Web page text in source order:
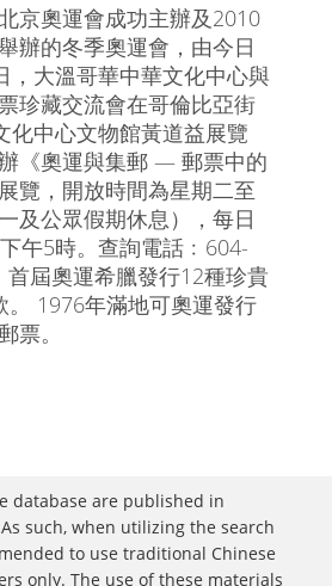
京奧運會成功主辦及2010
辦的冬季奧運會，由今日
，大溫哥華中華文化中心與
珍藏交流會在哥倫比亞街
化中心文物館黃道益展覽
《奧運與集郵 — 郵票中的
覽，開放時間為星期二至
及公眾假期休息），每日
午5時。查詢電話﹕604-
首屆奧運希臘發行12種珍貴
。 1976年滿地可奧運發行
票。
database are published in
such, when utilizing the search
to use traditional Chinese
only. The use of these materials